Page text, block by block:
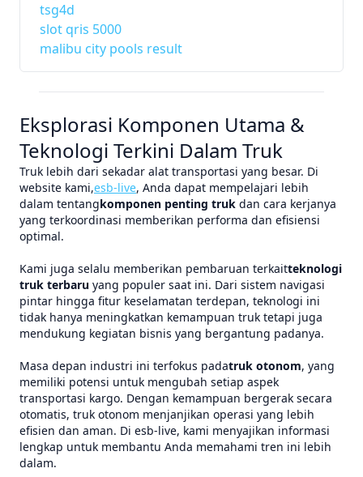
tsg4d
slot qris 5000
malibu city pools result
Eksplorasi Komponen Utama &
Teknologi Terkini Dalam Truk
Truk lebih dari sekadar alat transportasi yang besar. Di
website kami,esb-live, Anda dapat mempelajari lebih
dalam tentangkomponen penting truk dan cara kerjanya
yang terkoordinasi memberikan performa dan efisiensi
optimal.
Kami juga selalu memberikan pembaruan terkaitteknologi
truk terbaru yang populer saat ini. Dari sistem navigasi
pintar hingga fitur keselamatan terdepan, teknologi ini
tidak hanya meningkatkan kemampuan truk tetapi juga
mendukung kegiatan bisnis yang bergantung padanya.
Masa depan industri ini terfokus padatruk otonom, yang
memiliki potensi untuk mengubah setiap aspek
transportasi kargo. Dengan kemampuan bergerak secara
otomatis, truk otonom menjanjikan operasi yang lebih
efisien dan aman. Di esb-live, kami menyajikan informasi
lengkap untuk membantu Anda memahami tren ini lebih
dalam.